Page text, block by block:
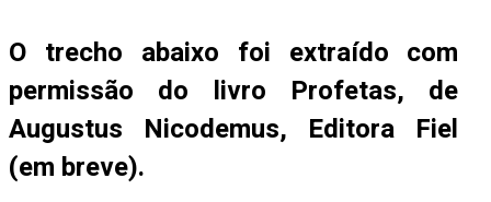
O trecho abaixo foi extraído com
permissão do livro Profetas, de
Augustus Nicodemus, Editora Fiel
(em breve).